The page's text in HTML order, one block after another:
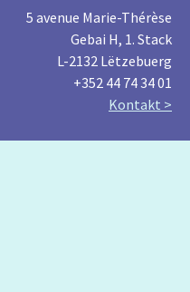
5 avenue Marie-Thérèse
Gebai H, 1. Stack
L-2132 Lëtzebuerg
+352 44 74 34 01
Kontakt >